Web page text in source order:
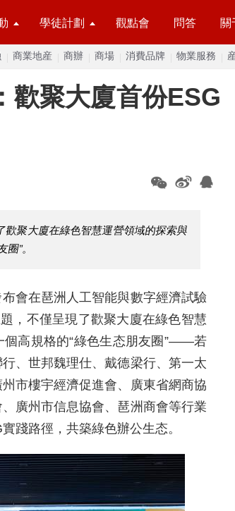
學徒計劃 觀點會 問答 關
商業地産 商辦 商場 消費品牌 物業服務
歡聚大廈首份ESG
歡聚大廈在綠色智慧運營領域的探索與
”。
會在琶洲人工智能與數字經濟試驗
，不僅呈現了歡聚大廈在綠色智慧
個高規格的“綠色生态朋友圈”——若
、世邦魏理仕、戴德梁行、第一太
市樓宇經濟促進會、廣東省網商協
廣州市信息協會、琶洲商會等行業
踐路徑，共築綠色辦公生态。